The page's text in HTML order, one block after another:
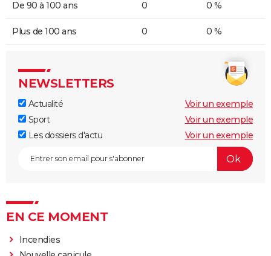
De 90 à 100 ans 0 0 %
Plus de 100 ans 0 0 %
NEWSLETTERS
Actualité
Voir un exemple
Sport
Voir un exemple
Les dossiers d'actu
Voir un exemple
EN CE MOMENT
Incendies